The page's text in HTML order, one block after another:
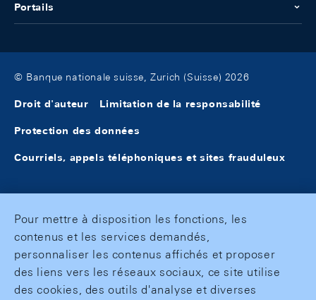
Portails
© Banque nationale suisse, Zurich (Suisse) 2026
Droit d'auteur Limitation de la responsabilité
Protection des données
Courriels, appels téléphoniques et sites frauduleux
Pour mettre à disposition les fonctions, les
contenus et les services demandés,
personnaliser les contenus affichés et proposer
des liens vers les réseaux sociaux, ce site utilise
des cookies, des outils d'analyse et diverses